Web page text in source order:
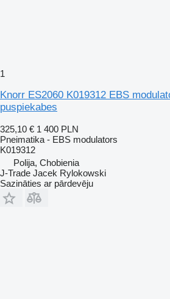
1
Knorr ES2060 K019312 EBS
puspiekabes
325,10 € 1 400 PLN
Pneimatika - EBS modulators
K019312
Polija, Chobienia
J-Trade Jacek Rylokowski
Sazināties ar pārdevēju